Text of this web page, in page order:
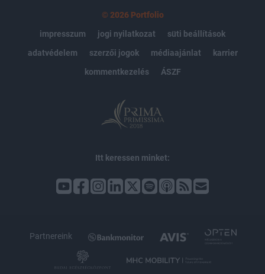
© 2026 Portfolio
impresszum
jogi nyilatkozat
süti beállítások
adatvédelem
szerzői jogok médiaajánlat
karrier
kommentkezelés
ÁSZF
Itt keressen minket:
Partnereink